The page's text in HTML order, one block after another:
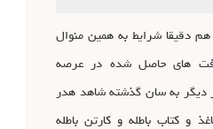
هم دقیقا شرایط به همین منوال
های حاصل شده در عرصه
دیگر به سان گذشته شاهد هدر
و کتاب باطله و کارتن باطله